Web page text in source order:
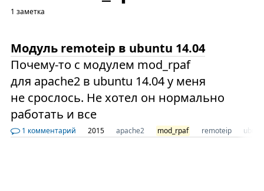
1 заметка
Модуль remoteip в ubuntu 14.04
Почему-то с модулем mod_rpaf
для apache2 в ubuntu 14.04 у меня
не срослось. Не хотел он нормально
работать и все
1 комментарий 2015 apache2 mod_rpaf remoteip